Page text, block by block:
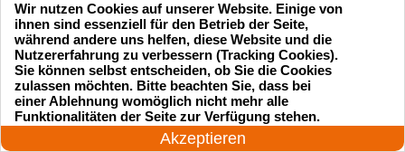
zufrieden mit ihrer
hat mir innerhalb von 15
Minuten geholfen. Sehr
zuverlässig!
Markus B.
24 Stunden am Tag
Akzeptieren
Wir nutzen Cookies auf unserer Website. Einige von
ihnen sind essenziell für den Betrieb der Seite,
während andere uns helfen, diese Website und die
Nutzererfahrung zu verbessern (Tracking Cookies).
Sie können selbst entscheiden, ob Sie die Cookies
zulassen möchten. Bitte beachten Sie, dass bei
einer Ablehnung womöglich nicht mehr alle
Funktionalitäten der Seite zur Verfügung stehen.